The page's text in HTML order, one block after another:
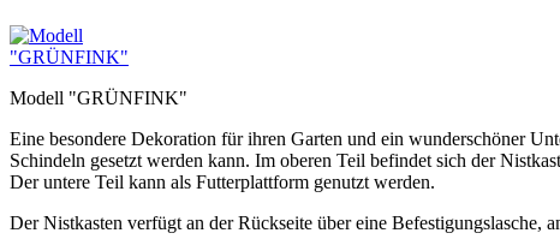
Modell "GRÜNFINK"
Eine besondere Dekoration für ihren Garten und ein wunderschöner
Schindeln gesetzt werden kann. Im oberen Teil befindet sich der
Der untere Teil kann als Futterplattform genutzt werden.
Der Nistkasten verfügt an der Rückseite über eine Befestigungslasche,